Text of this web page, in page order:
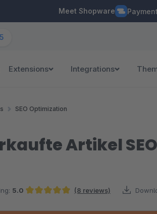
Meet Shopware
Extensions Integrations
SEO Optimization
Artikel
5.0 (8 reviews)